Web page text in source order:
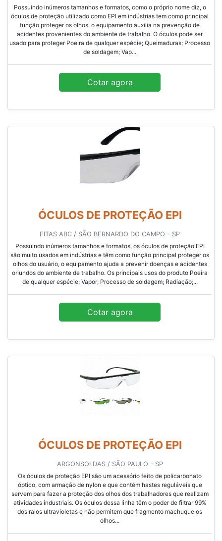
Possuindo inúmeros tamanhos e formatos, como o próprio nome diz, o
óculos de proteção utilizado como EPI em indústrias tem como principal
função proteger os olhos, o equipamento auxilia na prevenção de
acidentes provenientes do ambiente de trabalho. O óculos pode ser
usado para proteger Poeira de qualquer espécie; Queimaduras; Processo
de soldagem; Vap...
Cotar agora
ÓCULOS DE PROTEÇÃO EPI
FITAS ABC / SÃO BERNARDO DO CAMPO - SP
Possuindo inúmeros tamanhos e formatos, os óculos de proteção EPI
são muito usados em indústrias e têm como função principal proteger os
olhos do usuário, o equipamento ajuda a prevenir doenças e acidentes
oriundos do ambiente de trabalho. Os principais usos do produto Poeira
de qualquer espécie; Vapor; Processo de soldagem; Radiação;...
Cotar agora
ÓCULOS DE PROTEÇÃO EPI
ARGONSOLDAS / SÃO PAULO - SP
Os óculos de proteção EPI são um acessório feito de policarbonato
óptico, com armação de nylon e que contém hastes reguláveis que
servem para fazer a proteção dos olhos dos trabalhadores que realizam
atividades industriais. Os óculos dessa linha têm o poder de filtrar 99%
dos raios ultravioletas e não permitem que fragmento machuque os
olhos...